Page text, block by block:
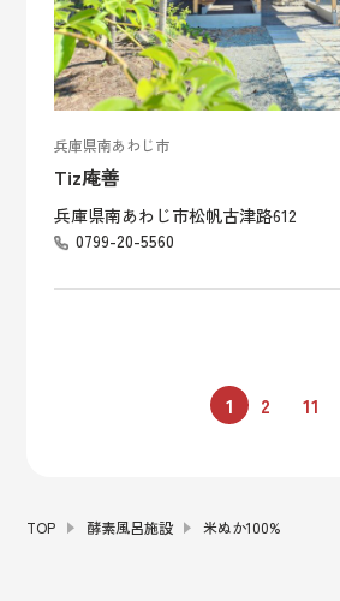
兵庫県南あわじ市
Tiz庵善
兵庫県南あわじ市松帆古津路612
0799-20-5560
1 2 11
TOP 酵素風呂施設 米ぬか100%